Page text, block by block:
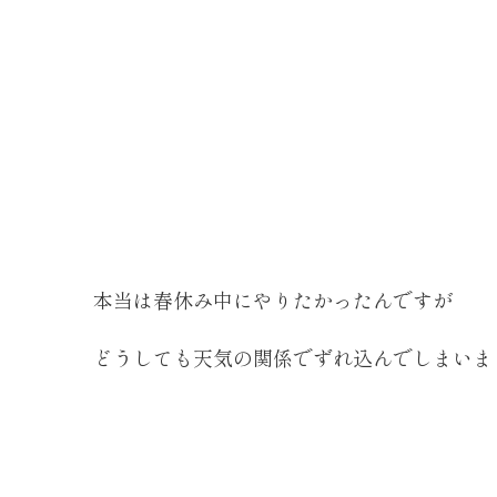
本当は春休み中にやりたかったんですが
どうしても天気の関係でずれ込んでしまい